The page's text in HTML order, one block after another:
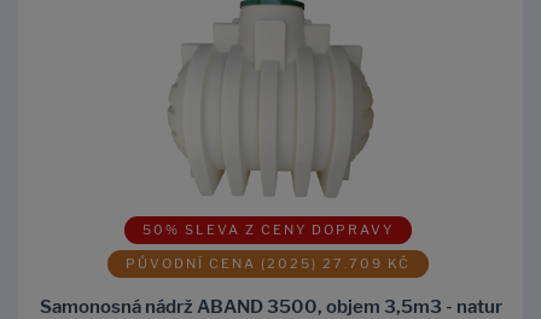
50% SLEVA Z CENY DOPRAVY
PŮVODNÍ CENA (2025) 27.709 KČ
Samonosná nádrž ABAND 3500, objem 3,5m3 - natur